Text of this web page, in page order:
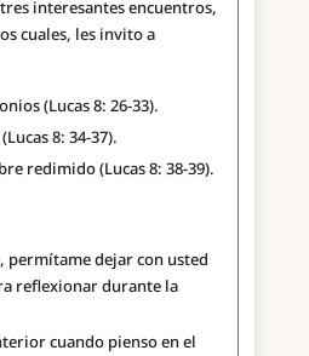
interesantes encuentros,
cuales, les invito a
(Lucas 8: 26-33).
8: 34-37).
redimido (Lucas 8: 38-39).
permítame dejar con usted
reflexionar durante la
cuando pienso en el